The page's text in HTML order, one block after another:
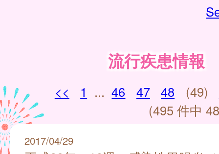
流行疾患情報
<< 1 ... 46 47 48 (49)
(495 件中
2017/04/29